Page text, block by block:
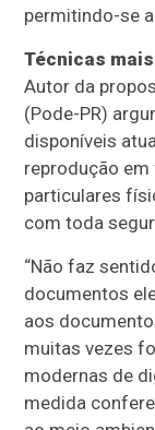
permitindo-se
Técnicas
Autor da
(Pode-PR)
disponíveis
reprodução
particulares
com toda
“Não faz
documentos
aos
muitas vezes
modernas de
medida